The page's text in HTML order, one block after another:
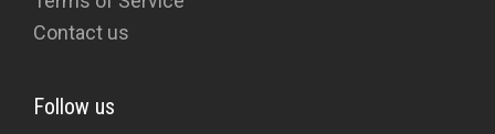
Contact us
Follow us